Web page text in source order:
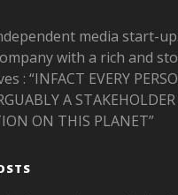
media start-
with a rich and
: “INFACT EVERY
A
ON THIS PLANET”